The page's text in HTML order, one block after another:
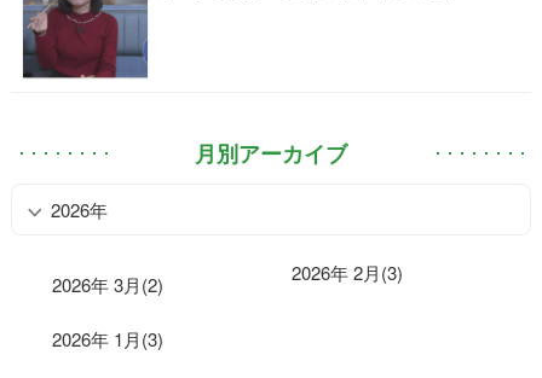
月別アーカイブ
2026年
2026年 3月(2) 2026年 2月(3)
2026年 1月(3)